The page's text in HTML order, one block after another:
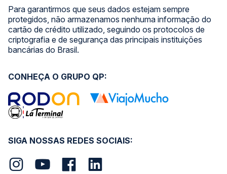
Para garantirmos que seus dados estejam sempre
protegidos, não armazenamos nenhuma informação do
cartão de crédito utilizado, seguindo os protocolos de
criptografia e de segurança das principais instituições
bancárias do Brasil.
SIGA NOSSAS REDES SOCIAIS:
CONHEÇA O GRUPO QP: